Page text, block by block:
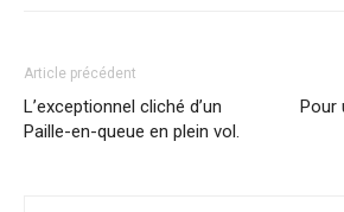
Article précédent
L’exceptionnel cliché d’un
Paille-en-queue en plein vol.
Pour